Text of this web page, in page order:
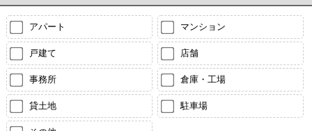
アパート マンション
戸建て 店舗
事務所 倉庫・工場
貸土地 駐車場